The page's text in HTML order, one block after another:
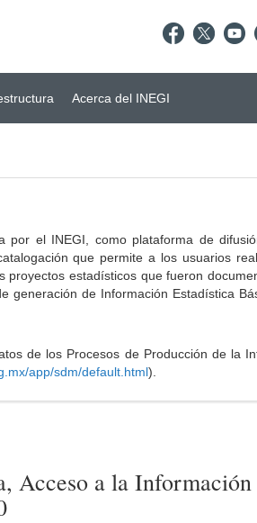
Acerca del INEGI
por el INEGI, como plataforma de
que permite a los usuarios
estadísticos que fueron
de Información Estadística
de los Procesos de Producción de la
app/sdm/default.html).
Acceso a la